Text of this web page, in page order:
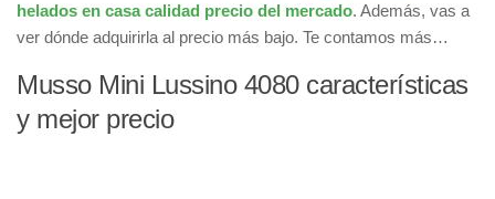
helados en casa calidad precio del mercado. Además, vas a
ver dónde adquirirla al precio más bajo. Te contamos más…
Musso Mini Lussino 4080 características
y mejor precio